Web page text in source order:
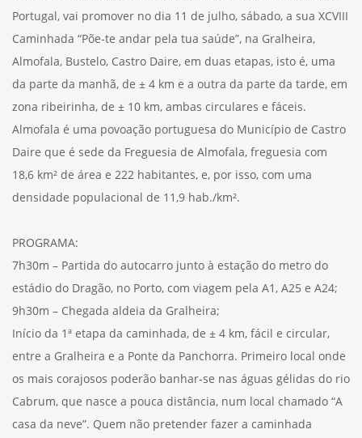
Portugal, vai promover no dia 11 de julho, sábado, a sua XCVIII
Caminhada “Põe-te andar pela tua saúde”, na Gralheira,
Almofala, Bustelo, Castro Daire, em duas etapas, isto é, uma
da parte da manhã, de ± 4 km e a outra da parte da tarde, em
zona ribeirinha, de ± 10 km, ambas circulares e fáceis.
Almofala é uma povoação portuguesa do Município de Castro
Daire que é sede da Freguesia de Almofala, freguesia com
18,6 km² de área e 222 habitantes, e, por isso, com uma
densidade populacional de 11,9 hab./km².
PROGRAMA:
7h30m – Partida do autocarro junto à estação do metro do
estádio do Dragão, no Porto, com viagem pela A1, A25 e A24;
9h30m – Chegada aldeia da Gralheira;
Início da 1ª etapa da caminhada, de ± 4 km, fácil e circular,
entre a Gralheira e a Ponte da Panchorra. Primeiro local onde
os mais corajosos poderão banhar-se nas águas gélidas do rio
Cabrum, que nasce a pouca distância, num local chamado “A
casa da neve”. Quem não pretender fazer a caminhada